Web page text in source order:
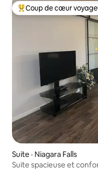
Coup de cœur
Coup de cœur
Suite · Niagara Falls
Suite spacieuse et